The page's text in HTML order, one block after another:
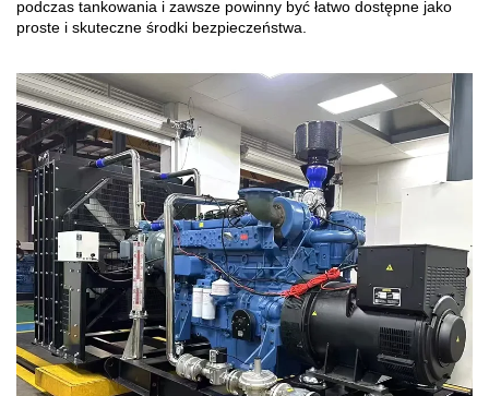
podczas tankowania i zawsze powinny być łatwo dostępne jako
proste i skuteczne środki bezpieczeństwa.